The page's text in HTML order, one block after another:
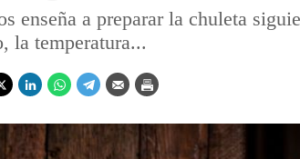
enseña a preparar la chuleta
la temperatura...